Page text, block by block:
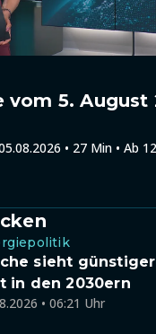
vom 5. August
• 27 Min • Ab
sieht
in den 2030ern
• 06:21 Uhr